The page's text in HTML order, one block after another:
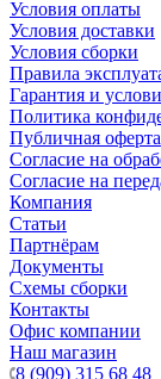
Условия оплаты
Условия доставки
Условия сборки
Правила
Гарантия и
Политика
Публичная оферта
Согласие на
Согласие на
Компания
Статьи
Партнёрам
Документы
Схемы сборки
Контакты
Офис компании
Наш магазин
8 (909) 315 68 48